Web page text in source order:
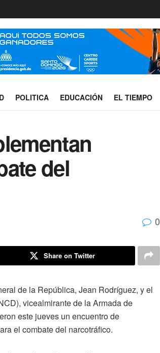
POLITICA EDUCACIÓN EL TIEMPO
del
0
Share on Twitter
de la República, Jean Rodríguez, y el
vicealmirante de la Armada de
este jueves un encuentro de
el combate del narcotráfico.